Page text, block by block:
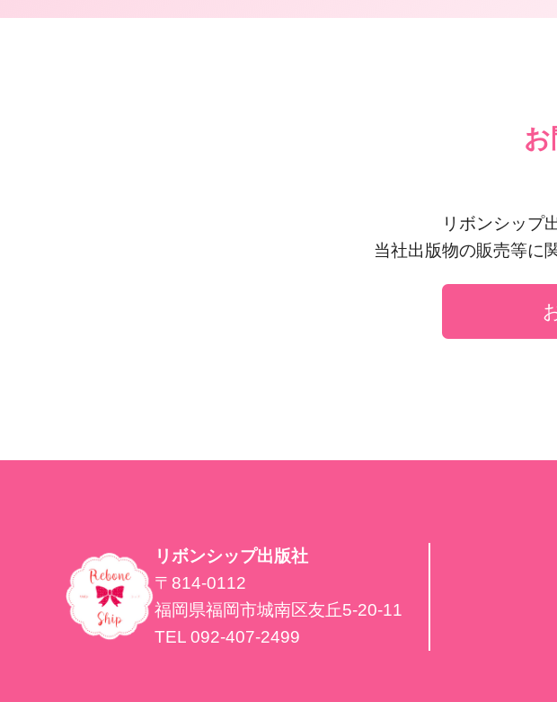
リボンシップ
当社出版物の販売等に
リボンシップ出版社
〒814-0112
福岡県福岡市城南区友丘5-20-11
TEL 092-407-2499